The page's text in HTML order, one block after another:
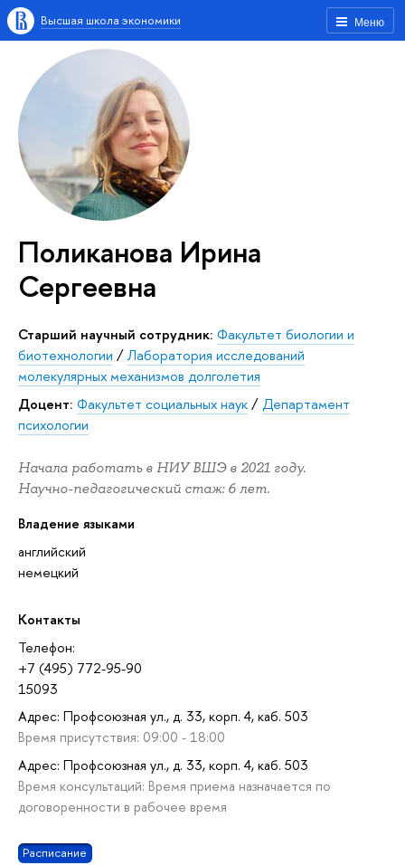
Меню
Высшая школа экономики
Поликанова Ирина
Сергеевна
Старший научный сотрудник: Факультет биологии и
биотехнологии /Лаборатория исследований
молекулярных механизмов долголетия
Доцент: Факультет социальных наук/Департамент
психологии
Начала работать в НИУ ВШЭ в 2021 году.
Научно-педагогический стаж: 6 лет.
Владение языками
английский
немецкий
Контакты
Телефон:
+7 (495) 772-95-90
15093
Адрес: Профсоюзная ул., д. 33, корп. 4, каб. 503
Время присутствия: 09:00 - 18:00
Адрес: Профсоюзная ул., д. 33, корп. 4, каб. 503
Время консультаций: Время приема назначается по
договоренности в рабочее время
Расписание